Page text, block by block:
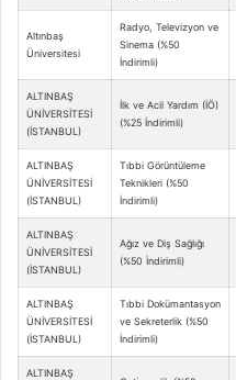
Altınbaş
Üniversitesi
Radyo, Televizyon ve
Sinema (%50
İndirimli)
ALTINBAŞ
ÜNİVERSİTESİ
(İSTANBUL)
İlk ve Acil Yardım (İÖ)
(%25 İndirimli)
ALTINBAŞ
ÜNİVERSİTESİ
(İSTANBUL)
Tıbbi Görüntüleme
Teknikleri (%50
İndirimli)
ALTINBAŞ
ÜNİVERSİTESİ
(İSTANBUL)
Ağız ve Diş Sağlığı
(%50 İndirimli)
ALTINBAŞ
ÜNİVERSİTESİ
(İSTANBUL)
Tıbbi Dokümantasyon
ve Sekreterlik (%50
İndirimli)
ALTINBAŞ